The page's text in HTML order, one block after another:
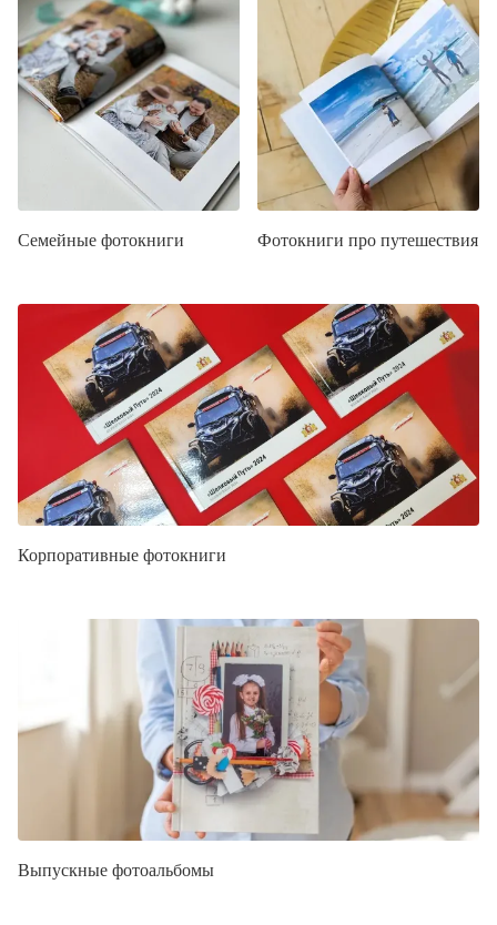
Семейные фотокниги Фотокниги про путешествия
Корпоративные фотокниги
Выпускные фотоальбомы